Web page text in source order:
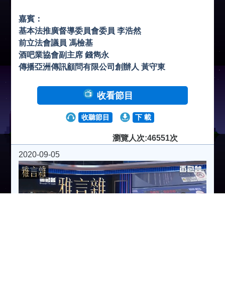
嘉賓：
基本法推廣督導委員會委員 李浩然
前立法會議員 馮檢基
酒吧業協會副主席 錢雋永
傳播亞洲傳訊顧問有限公司創辦人 黃守東
收看節目
收聽節目 下 載
瀏覽人次:46551次
2020-09-05